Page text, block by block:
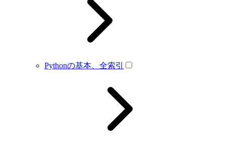
Pythonの基本、全索引